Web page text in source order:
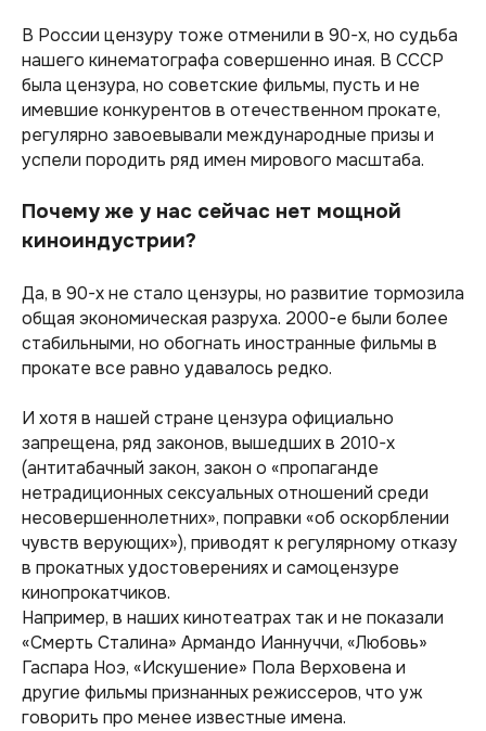
В России цензуру тоже отменили в 90-х, но судьба
нашего кинематографа совершенно иная. В СССР
была цензура, но советские фильмы, пусть и не
имевшие конкурентов в отечественном прокате,
регулярно завоевывали международные призы и
успели породить ряд имен мирового масштаба.
Почему же у нас сейчас нет мощной
киноиндустрии?
Да, в 90-х не стало цензуры, но развитие тормозила
общая экономическая разруха. 2000-е были более
стабильными, но обогнать иностранные фильмы в
прокате все равно удавалось редко.
И хотя в нашей стране цензура официально
запрещена, ряд законов, вышедших в 2010-х
(антитабачный закон, закон о «пропаганде
нетрадиционных сексуальных отношений среди
несовершеннолетних», поправки «об оскорблении
чувств верующих»), приводят к регулярному отказу
в прокатных удостоверениях и самоцензуре
кинопрокатчиков.
Например, в наших кинотеатрах так и не показали
«Смерть Сталина» Армандо Ианнуччи, «Любовь»
Гаспара Ноэ, «Искушение» Пола Верховена и
другие фильмы признанных режиссеров, что уж
говорить про менее известные имена.